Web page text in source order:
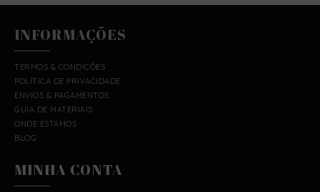
INFORMAÇÕES
TERMOS & CONDIÇÕES
POLÍTICA DE PRIVACIDADE
ENVIOS & PAGAMENTOS
GUIA DE MATERIAIS
ONDE ESTAMOS
BLOG
MINHA CONTA